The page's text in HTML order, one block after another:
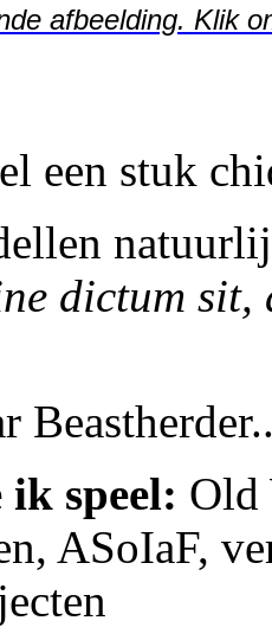
afbeelding. Klik
een stuk
dictum sit,
ik speel: Old
ASoIaF,